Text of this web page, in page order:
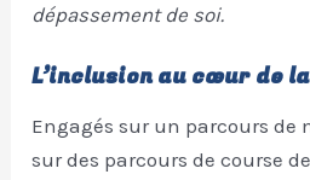
dépassement de soi.
L’inclusion au cœur de
Engagés sur un parcours de
sur des parcours de course